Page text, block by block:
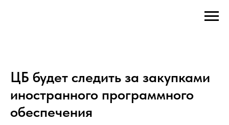
ЦБ будет следить за закупками
иностранного программного
обеспечения